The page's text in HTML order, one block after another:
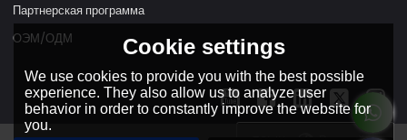
Партнерская программа
ОЭМ/ОДМ
Cookie settings
We use cookies to provide you with the best possible
experience. They also allow us to analyze user
behavior in order to constantly improve the website for
you.